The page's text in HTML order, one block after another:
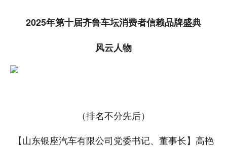
2025年第十届齐鲁车坛消费者信赖品牌盛典
风云人物
（排名不分先后）
【山东银座汽车有限公司党委书记、董事长】高艳